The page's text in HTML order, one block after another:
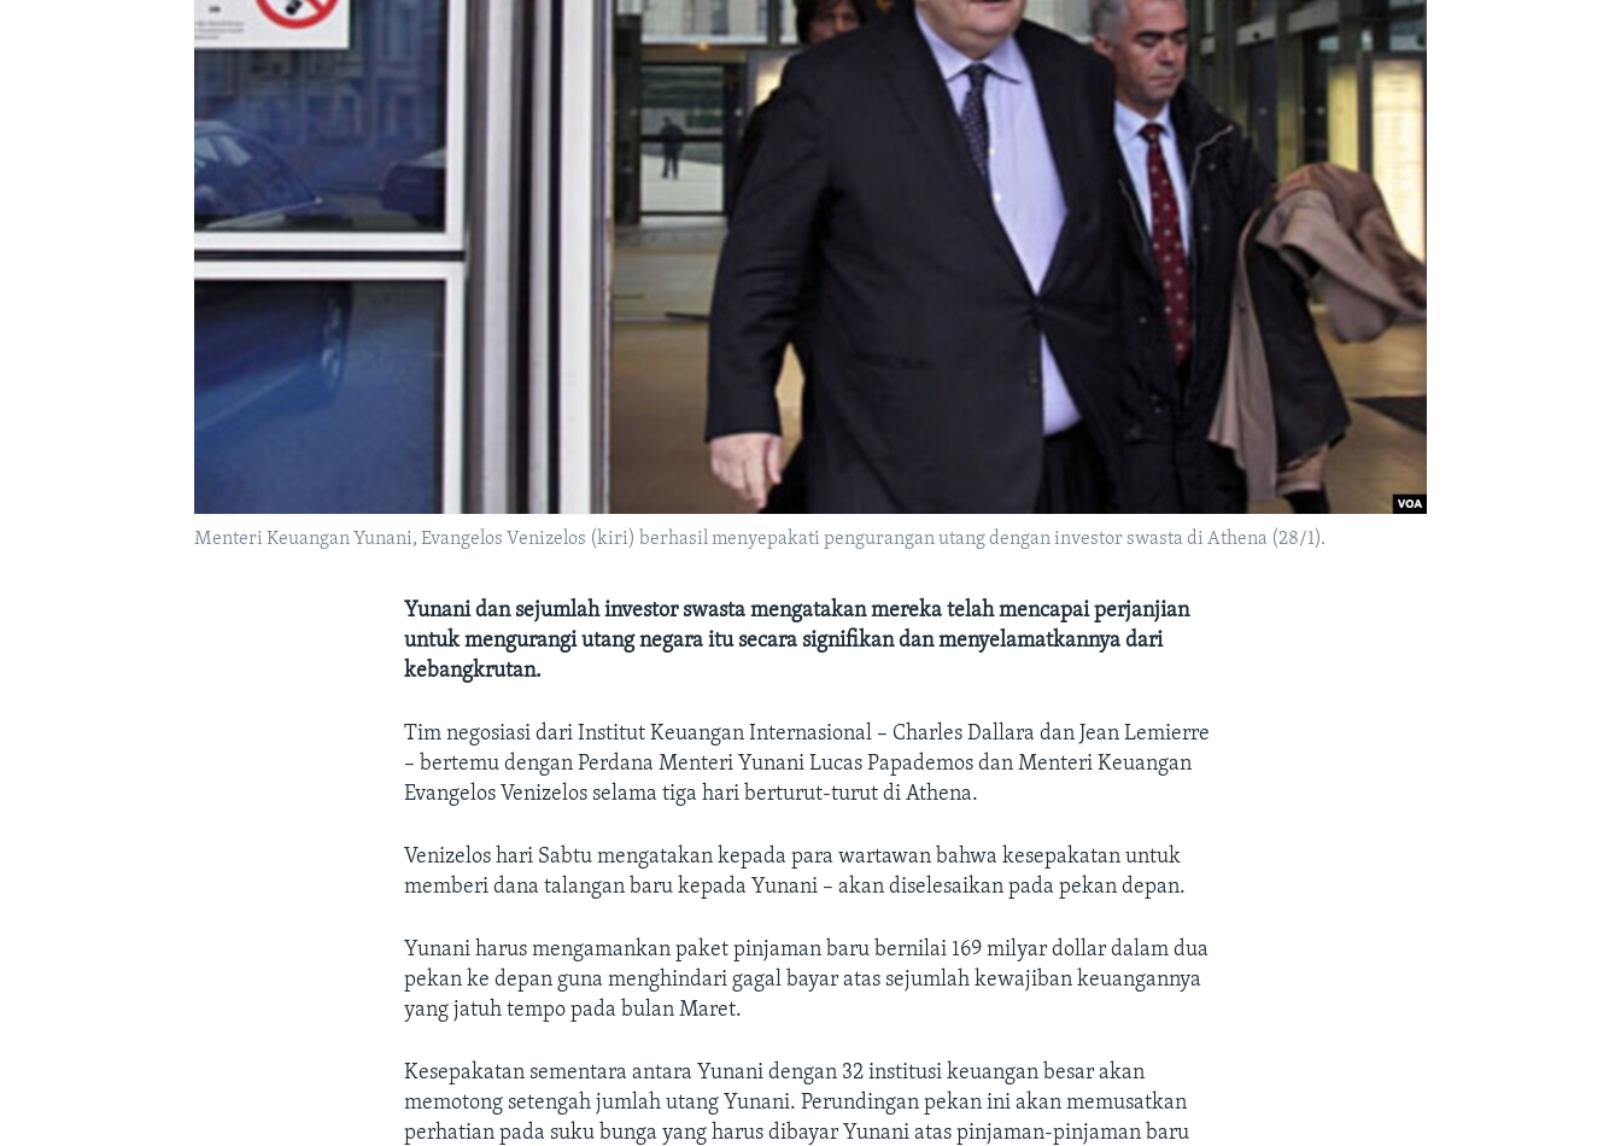
Menteri Keuangan Yunani, Evangelos Venizelos (kiri) berhasil menyepakati pengurangan utang dengan investor swasta di Athena (28/1).
Yunani dan sejumlah investor swasta mengatakan mereka telah mencapai perjanjian
untuk mengurangi utang negara itu secara signifikan dan menyelamatkannya dari
kebangkrutan.
Tim negosiasi dari Institut Keuangan Internasional – Charles Dallara dan Jean Lemierre
– bertemu dengan Perdana Menteri Yunani Lucas Papademos dan Menteri Keuangan
Evangelos Venizelos selama tiga hari berturut-turut di Athena.
Venizelos hari Sabtu mengatakan kepada para wartawan bahwa kesepakatan untuk
memberi dana talangan baru kepada Yunani – akan diselesaikan pada pekan depan.
Yunani harus mengamankan paket pinjaman baru bernilai 169 milyar dollar dalam dua
pekan ke depan guna menghindari gagal bayar atas sejumlah kewajiban keuangannya
yang jatuh tempo pada bulan Maret.
Kesepakatan sementara antara Yunani dengan 32 institusi keuangan besar akan
memotong setengah jumlah utang Yunani. Perundingan pekan ini akan memusatkan
perhatian pada suku bunga yang harus dibayar Yunani atas pinjaman-pinjaman baru